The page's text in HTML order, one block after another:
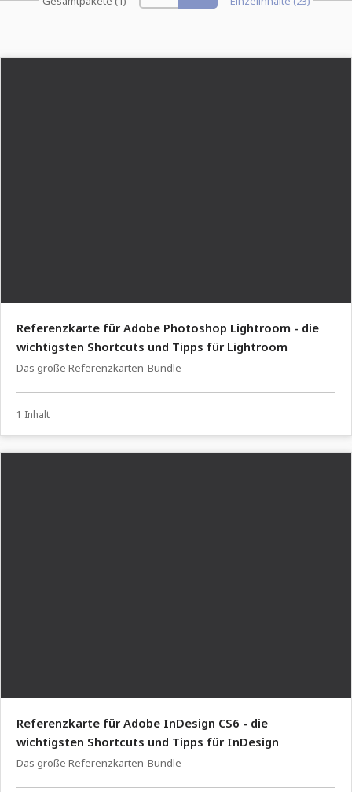
Referenzkarte für Adobe Photoshop Lightroom - die
wichtigsten Shortcuts und Tipps für Lightroom
Das große Referenzkarten-Bundle
1 Inhalt
Referenzkarte für Adobe InDesign CS6 - die
wichtigsten Shortcuts und Tipps für InDesign
Das große Referenzkarten-Bundle